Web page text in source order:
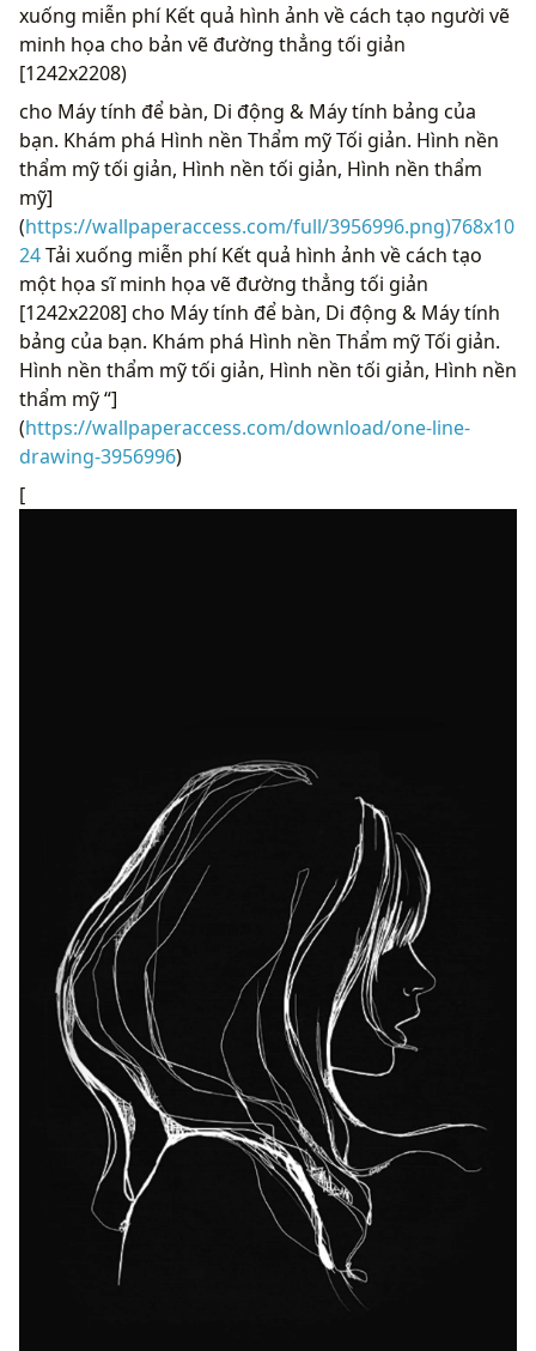
xuống miễn phí Kết quả hình ảnh về cách tạo người vẽ
minh họa cho bản vẽ đường thẳng tối giản
[1242x2208)
cho Máy tính để bàn, Di động & Máy tính bảng của
bạn. Khám phá Hình nền Thẩm mỹ Tối giản. Hình nền
thẩm mỹ tối giản, Hình nền tối giản, Hình nền thẩm
mỹ]
(https://wallpaperaccess.com/full/3956996.png)768x10
24Tải xuống miễn phí Kết quả hình ảnh về cách tạo
một họa sĩ minh họa vẽ đường thẳng tối giản
[1242x2208] cho Máy tính để bàn, Di động & Máy tính
bảng của bạn. Khám phá Hình nền Thẩm mỹ Tối giản.
Hình nền thẩm mỹ tối giản, Hình nền tối giản, Hình nền
thẩm mỹ “]
(https://wallpaperaccess.com/download/one-line-
drawing-3956996)
[